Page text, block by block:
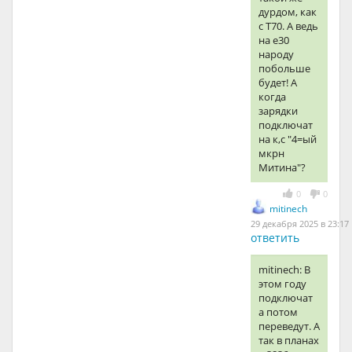
дурдом, как
с Т70. А ведь
на е30
народу
побольше
будет! А
когда
зарядки
подключат
на к,с "4=ый
мкрн
Митина"?
0 0
mitinech
29 декабря 2025 в 23:17
ответить
mitinech: В
этом году
подключат
а потом
переведут. А
так в планах